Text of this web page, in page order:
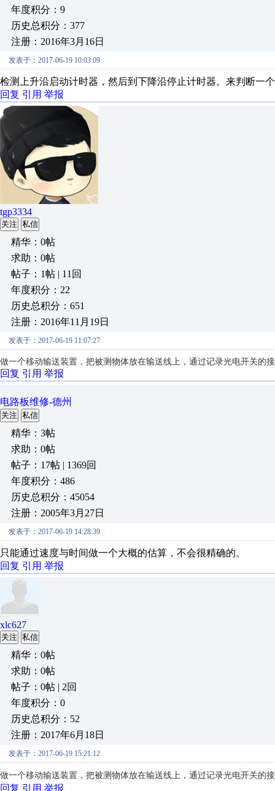
年度积分：9
历史总积分：377
注册：2016年3月16日
发表于：2017-06-19 10:03:09
检测上升沿启动计时器，然后到下降沿停止计时器。来判断一
回复 引用 举报
tgp3334
关注 私信
精华：0帖
求助：0帖
帖子：1帖 | 11回
年度积分：22
历史总积分：651
注册：2016年11月19日
发表于：2017-06-19 11:07:27
做一个移动输送装置，把被测物体放在输送线上，通过记录光电开关
回复 引用 举报
电路板维修-德州
关注 私信
精华：3帖
求助：0帖
帖子：17帖 | 1369回
年度积分：486
历史总积分：45054
注册：2005年3月27日
发表于：2017-06-19 14:28:39
只能通过速度与时间做一个大概的估算，不会很精确的。
回复 引用 举报
xlc627
关注 私信
精华：0帖
求助：0帖
帖子：0帖 | 2回
年度积分：0
历史总积分：52
注册：2017年6月18日
发表于：2017-06-19 15:21:12
做一个移动输送装置，把被测物体放在输送线上，通过记录光电开关
回复 引用 举报